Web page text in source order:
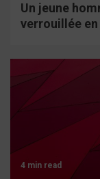
Un jeune
verrouillée en
4 min read